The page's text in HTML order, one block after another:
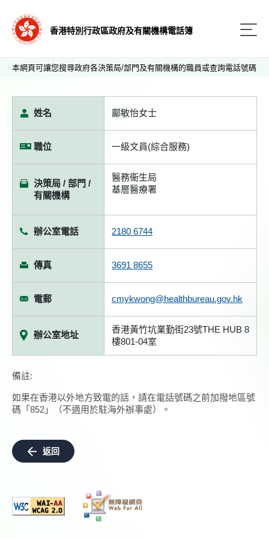
香港特別行政區政府及有關機構電話簿
本網頁可讓您搜尋政府各決策局/部門及有關機構的職員或查詢電話號碼
姓名 鄺敏怡女士
職位 一級文員(綜合服務)
決策局 / 部門 /
有關機構
醫務衞生局
基層醫療署
辦公室電話 2180 6744
傳真 3691 8655
電郵 cmykwong@healthbureau.gov.hk
辦公室地址
香港黃竹坑業勤街23號THE HUB 8
樓801-04室
備註:
如果在香港以外地方致電的話，請在電話號碼之前加撥地區號
碼「852」（不適用於駐海外辦事處）。
返回